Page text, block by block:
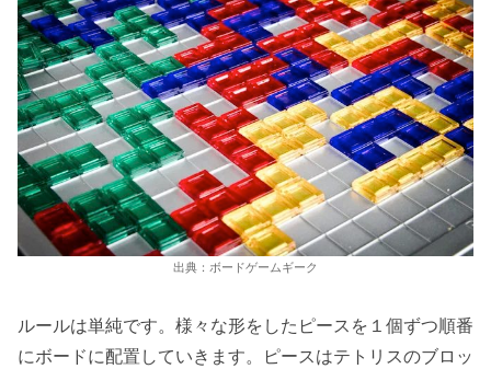
出典：ボードゲームギーク
ルールは単純です。様々な形をしたピースを１個ずつ順番
にボードに配置していきます。ピースはテトリスのブロッ